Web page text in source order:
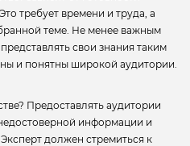
требует времени и труда, а
теме. Не менее важным
свои знания таким
и понятны широкой аудитории.
Предоставлять аудитории
информации и
должен стремиться к